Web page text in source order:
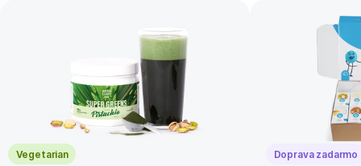
Vegetarian Doprava zadarmo